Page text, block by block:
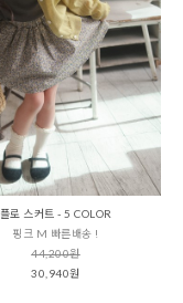
플로 스커트 - 5 COLOR
핑크 M 빠른배송 !
44,200원
30,940원